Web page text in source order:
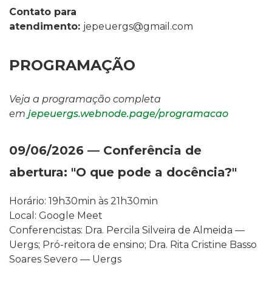
Contato para
atendimento: jepeuergs@gmail.com
PROGRAMAÇÃO
Veja a programação completa
em jepeuergs.webnode.page/programacao
09/06/2026 — Conferência de
abertura: "O que pode a docência?"
Horário: 19h30min às 21h30min
Local: Google Meet
Conferencistas: Dra. Percila Silveira de Almeida —
Uergs; Pró-reitora de ensino; Dra. Rita Cristine Basso
Soares Severo — Uergs